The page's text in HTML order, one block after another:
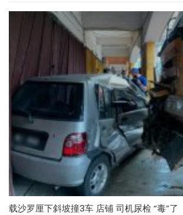
载沙罗厘下斜坡撞3车 店铺 司机尿检 “毒”了